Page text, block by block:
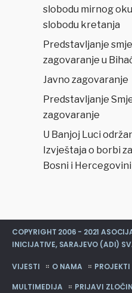
slobodu mirnog
slobodu kretanja
Predstavljanje
zagovaranje u
Javno zagovaranje
Predstavljanje
zagovaranje
U Banjoj Luci
Izvještaja o borbi
Bosni i Hercegovini
COPYRIGHT 2006 - 2021
INICIJATIVE, SARAJEVO (ADI)
VIJESTI O NAMA PROJEKTI
MULTIMEDIJA
PRIJAVI